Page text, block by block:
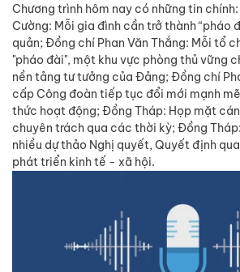
Chương trình hôm nay có những tin
Cường: Mỗi gia đình cần trở thành “pháo
quản; Đồng chí Phan Văn Thắng: Mỗi tổ
"pháo đài", một khu vực phòng thủ vững
nền tảng tư tưởng của Đảng; Đồng chí
cấp Công đoàn tiếp tục đổi mới mạnh
thức hoạt động; Đồng Tháp: Họp mặt
chuyên trách qua các thời kỳ; Đồng
nhiều dự thảo Nghị quyết, Quyết định
phát triển kinh tế - xã hội.